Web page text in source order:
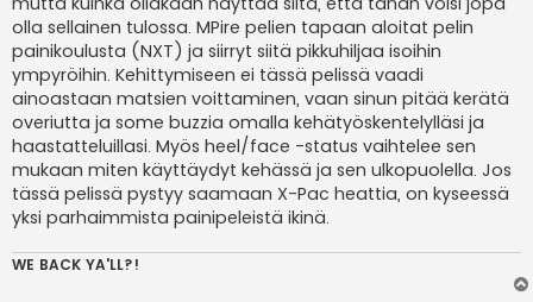
olla sellainen tulossa. MPire pelien tapaan aloitat pelin
painikoulusta (NXT) ja siirryt siitä pikkuhiljaa isoihin
ympyröihin. Kehittymiseen ei tässä pelissä vaadi
ainoastaan matsien voittaminen, vaan sinun pitää kerätä
overiutta ja some buzzia omalla kehätyöskentelylläsi ja
haastatteluillasi. Myös heel/face -status vaihtelee sen
mukaan miten käyttäydyt kehässä ja sen ulkopuolella. Jos
tässä pelissä pystyy saamaan X-Pac heattia, on kyseessä
yksi parhaimmista painipeleistä ikinä.
WE BACK YA'LL?!